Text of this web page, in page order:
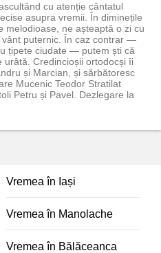
cu atenție cântatul
asupra vremii. În diminețile
melodioase, ne așteaptă o zi cu
puternic. În caz contrar —
țipete ciudate — putem ști că
Credincioșii ortodocși îi
și Marcian, și sărbătoresc
Mucenic Teodor Stratilat
Petru și Pavel. Dezlegare la
Vremea în Iași
Vremea în Manolache
Vremea în Bălăceanca